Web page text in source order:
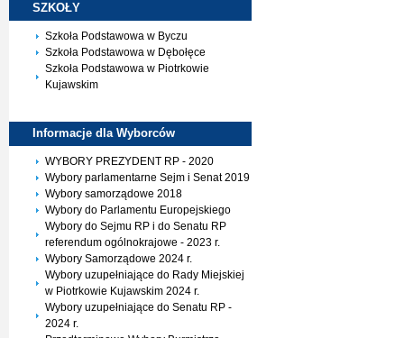
SZKOŁY
Szkoła Podstawowa w Byczu
Szkoła Podstawowa w Dębołęce
Szkoła Podstawowa w Piotrkowie
Kujawskim
Informacje dla Wyborców
WYBORY PREZYDENT RP - 2020
Wybory parlamentarne Sejm i Senat 2019
Wybory samorządowe 2018
Wybory do Parlamentu Europejskiego
Wybory do Sejmu RP i do Senatu RP
referendum ogólnokrajowe - 2023 r.
Wybory Samorządowe 2024 r.
Wybory uzupełniające do Rady Miejskiej
w Piotrkowie Kujawskim 2024 r.
Wybory uzupełniające do Senatu RP -
2024 r.